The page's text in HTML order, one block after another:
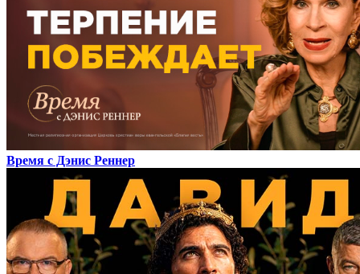
Время с Дэнис Реннер